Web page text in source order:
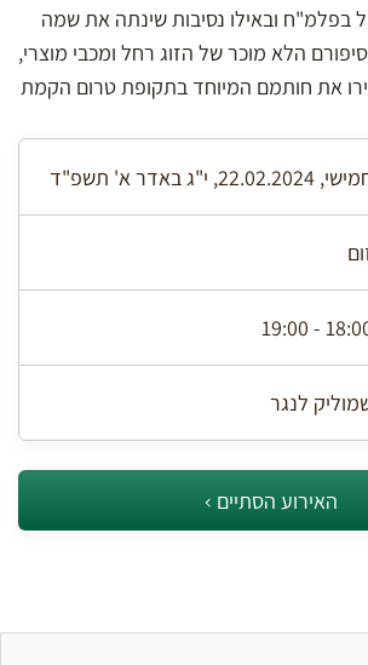
בפלמ"ח ובאילו נסיבות שינתה את שמה
הלא מוכר של הזוג רחל ומכבי מוצרי,
את חותמם המיוחד בתקופת טרום הקמת
22.02.2024, י"ג באדר א' תשפ"ד
18:00 -
לנגר
האירוע הסתיים